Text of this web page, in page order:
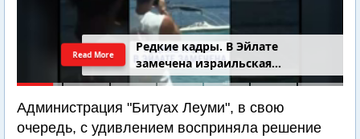
Редкие кадры. В Эйлате
замечена израильская
подводная лодка
Read More
Администрация "Битуах Леуми", в свою
очередь, с удивлением восприняла решение